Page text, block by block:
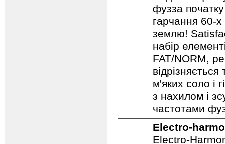
Electro-
Педаль
фузза
гарчання 60-
землю!
набір
FAT/NORM,
м'яких соло і
з нахилом і
частотами